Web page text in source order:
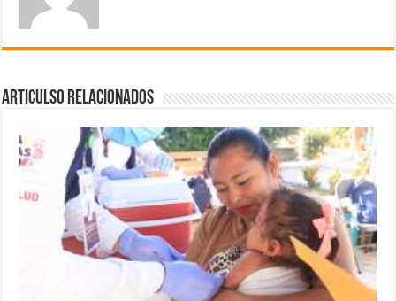
Articulso Relacionados